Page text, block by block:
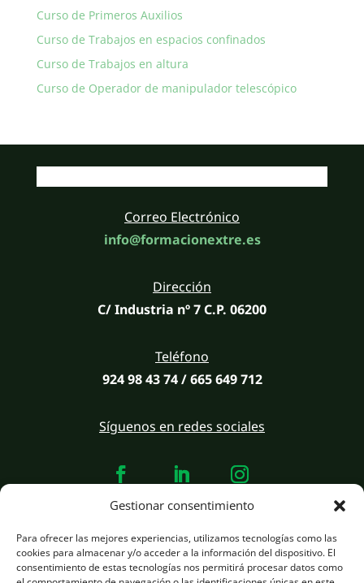
Gestionar consentimiento
Para ofrecer las mejores experiencias, utilizamos tecnologías como las
cookies para almacenar y/o acceder a la información del dispositivo. El
consentimiento de estas tecnologías nos permitirá procesar datos como
Curso de Primeros Auxilios
Curso de Trabajos en espacios confinados
Curso de Trabajos en altura
Curso de Operador de manipulador telescópico
Correo Electrónico
info@formacionextre.es
Dirección
C/ Industria nº 7 C.P. 06200
Teléfono
924 98 43 74 / 665 649 712
Síguenos en redes sociales
Desarrollado porinfotec.siestrategia y marketingpro.infotec.si